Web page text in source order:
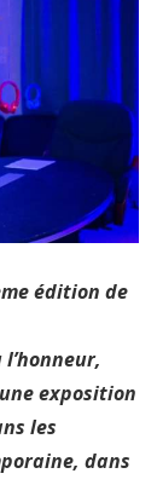
édition de
exposition
les
dans